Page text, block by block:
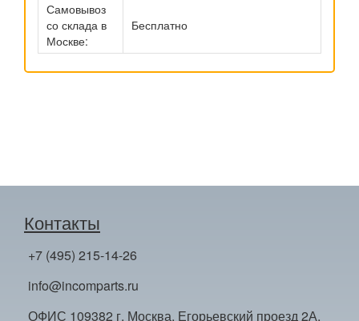
Самовывоз
со склада в
Москве:
Бесплатно
Контакты
+7 (495) 215-14-26
info@incomparts.ru
ОФИС 109382 г. Москва, Егорьевский проезд 2А,